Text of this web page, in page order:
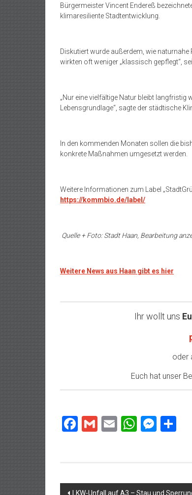
Bürgermeister Vincent Endereß
klimaresiliente Stadtentwicklung.
Diskutiert wurde außerdem, wie naturnahe
wirkten oft weniger „klassisch gepflegt“,
„Nur eine vielfältige Natur bleibt
Lebensgrundlage“, sagte der städtische
In den kommenden Monaten sollen die
konkrete Maßnahmen umgesetzt werden.
Weitere Informationen zum Label
https://kommbio.de/label/
Quelle + Foto: Stadt Haan, Bearbeitung
Weitere News aus Haan gibt es hier
Ihr wollt uns
oder
Euch hat unser
Facebook
GmailEmail
Beitragsnavigation
LKW-Unfall auf A3 – Stau und